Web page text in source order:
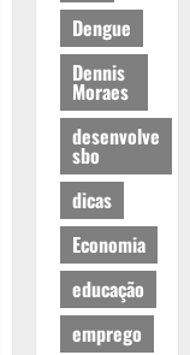
Dengue
Dennis
Moraes
desenvolve
sbo
dicas
Economia
educação
emprego